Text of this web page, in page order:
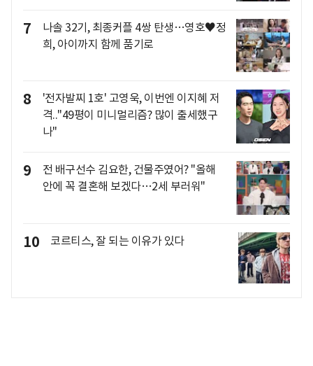
7
나솔 32기, 최종커플 4쌍 탄생…영호♥정
희, 아이까지 함께 품기로
8
'전자발찌 1호' 고영욱, 이번엔 이지혜 저
격.."49평이 미니멀리즘? 많이 출세했구
나"
9
전 배구선수 김요한, 건물주였어? "올해
안에 꼭 결혼해 보겠다…2세 부러워"
10 코르티스, 잘 되는 이유가 있다